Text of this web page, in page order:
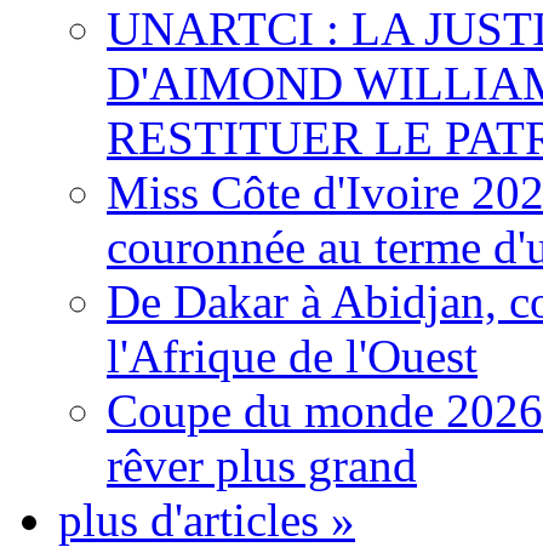
UNARTCI : LA
D'AIMOND
RESTITUER LE
Miss Côte d'Ivoire
couronnée au terme
De Dakar à Abidjan,
l'Afrique de l'Ouest
Coupe du monde
rêver plus grand
plus d'articles »